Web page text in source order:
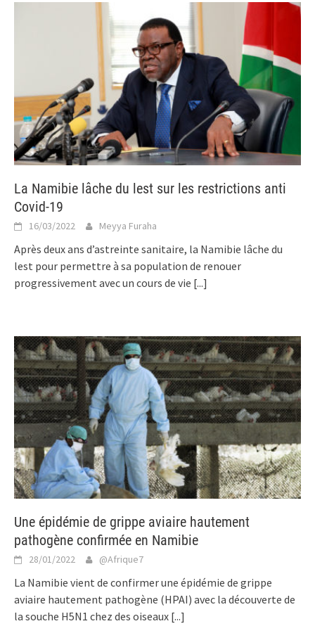
La Namibie lâche du lest sur les restrictions anti
Covid-19
16/03/2022 Meyya Furaha
Après deux ans d’astreinte sanitaire, la Namibie lâche du
lest pour permettre à sa population de renouer
progressivement avec un cours de vie [...]
Une épidémie de grippe aviaire hautement
pathogène confirmée en Namibie
28/01/2022 @Afrique7
La Namibie vient de confirmer une épidémie de grippe
aviaire hautement pathogène (HPAI) avec la découverte de
la souche H5N1 chez des oiseaux [...]